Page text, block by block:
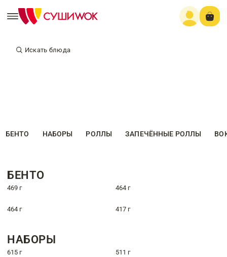
Искать блюда
БЕНТО НАБОРЫ РОЛЛЫ ЗАПЕЧЁННЫЕ РОЛЛЫ
БЕНТО
469 г 464 г
464 г 417 г
НАБОРЫ
615 г 511 г